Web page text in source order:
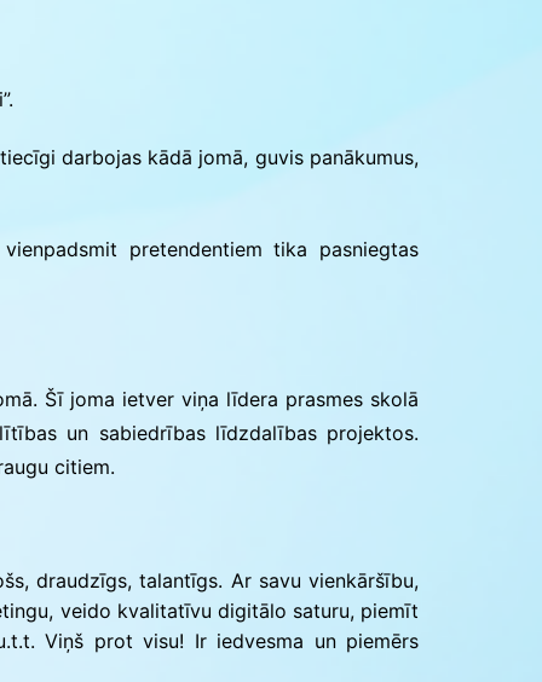
darbojas kādā jomā, guvis panākumus,
pretendentiem tika pasniegtas
Šī joma ietver viņa līdera prasmes skolā
un sabiedrības līdzdalības projektos.
citiem.
draudzīgs, talantīgs. Ar savu vienkāršību,
veido kvalitatīvu digitālo saturu, piemīt
Viņš prot visu! Ir iedvesma un piemērs